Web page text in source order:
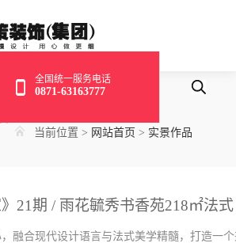
全国统一服务电话
0871-63163777
当前位置 > 网站首页 > 实景作品
21期 / 雨花毓秀书香苑218㎡法式
融合现代设计语言与法式美学精髓，打造一